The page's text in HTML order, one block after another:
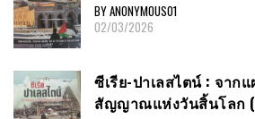
BY ANONYMOUS01
02/03/2026
ซีเรีย​-ปาเลสไตน์​ : จาก
สัญญาณ​แห่งวันสิ้นโลก​